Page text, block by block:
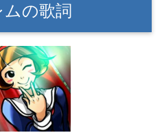
の歌詞